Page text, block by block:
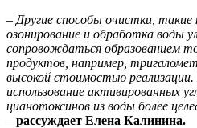
– Другие способы очистки, такие
озонирование и обработка воды
сопровождаться образованием
продуктов, например,
высокой стоимостью реализации.
использование активированных
цианотоксинов из воды более
– рассуждает Елена Калинина.